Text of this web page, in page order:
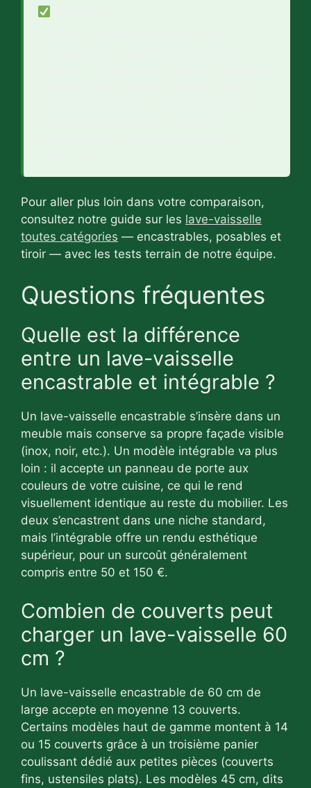
Pour aller plus loin dans votre comparaison,
consultez notre guide sur les lave-vaisselle
toutes catégories — encastrables, posables et
tiroir — avec les tests terrain de notre équipe.
Questions fréquentes
Quelle est la différence
entre un lave-vaisselle
encastrable et intégrable ?
Un lave-vaisselle encastrable s’insère dans un
meuble mais conserve sa propre façade visible
(inox, noir, etc.). Un modèle intégrable va plus
loin : il accepte un panneau de porte aux
couleurs de votre cuisine, ce qui le rend
visuellement identique au reste du mobilier. Les
deux s’encastrent dans une niche standard,
mais l’intégrable offre un rendu esthétique
supérieur, pour un surcoût généralement
compris entre 50 et 150 €.
Combien de couverts peut
charger un lave-vaisselle 60
cm ?
Un lave-vaisselle encastrable de 60 cm de
large accepte en moyenne 13 couverts.
Certains modèles haut de gamme montent à 14
ou 15 couverts grâce à un troisième panier
coulissant dédié aux petites pièces (couverts
fins, ustensiles plats). Les modèles 45 cm, dits